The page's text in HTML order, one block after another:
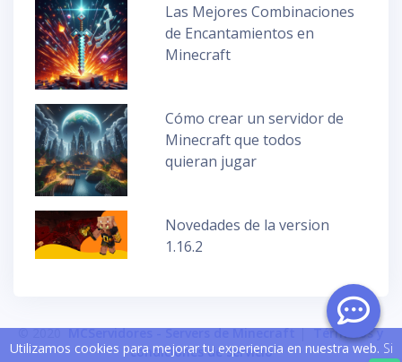
Las Mejores Combinaciones
de Encantamientos en
Minecraft
Cómo crear un servidor de
Minecraft que todos
quieran jugar
Novedades de la version
1.16.2
© 2020 MCServidores - Servers de Minecraft| Términos y
condiciones de servicio
Utilizamos cookies para mejorar tu experiencia en nuestra web. Si